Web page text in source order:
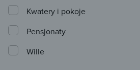
Kwatery i pokoje
Pensjonaty
Wille